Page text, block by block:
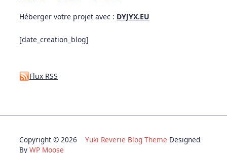
Héberger votre projet avec : DYJYX.EU
[date_creation_blog]
Flux RSS
Copyright © 2026 Yuki Reverie Blog Theme Designed
By WP Moose